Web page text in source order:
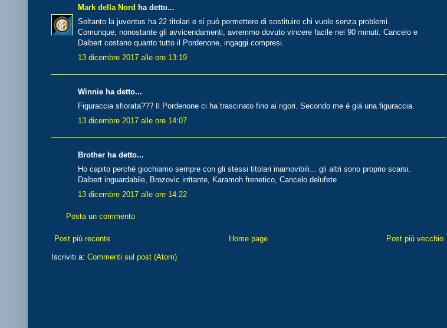
Mark della Nord ha detto...
Soltanto la juventus ha 22 titolari e si può permettere di sostituire chi vuole senza problemi.
Comunque, nonostante gli avvicendamenti, avremmo dovuto vincere facile nei 90 minuti. Cancelo e
Dalbert costano quanto tutto il Pordenone, ingaggi compresi.
13 dicembre 2017 alle ore 13:19
Winnie ha detto...
Figuraccia sfiorata??? Il Pordenone ci ha trascinato fino ai rigori. Secondo me è già una figuraccia.
13 dicembre 2017 alle ore 14:07
Brother ha detto...
Ho capito perché giochiamo sempre con gli stessi titolari inamovibili... gli altri sono proprio scarsi.
Dalbert inguardabile, Brozovic irritante, Karamoh frenetico, Cancelo delufete
13 dicembre 2017 alle ore 14:22
Posta un commento
Post più recente Post più vecchio
Home page
Iscriviti a: Commenti sul post (Atom)